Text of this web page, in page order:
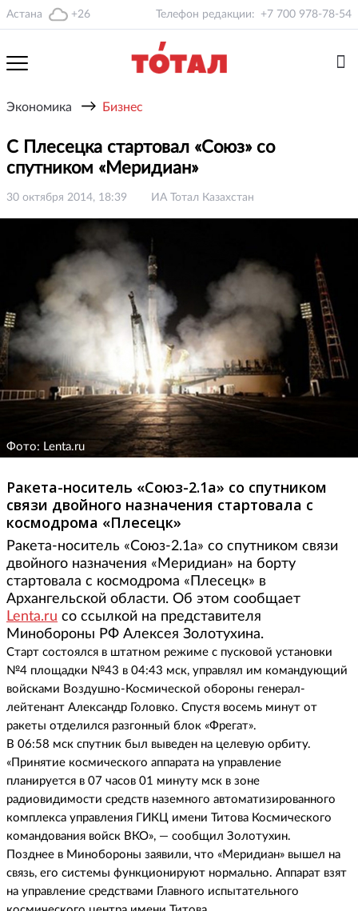
Астана +26 Телефон редакции: +7 700 978-78-54
Экономика → Бизнес
С Плесецка стартовал «Союз» со
спутником «Меридиан»
30 октября 2014, 18:39 ИА Тотал Казахстан
Фото: Lenta.ru
Ракета-носитель «Союз-2.1а» со спутником
связи двойного назначения стартовала с
космодрома «Плесецк»
Ракета-носитель «Союз-2.1а» со спутником связи
двойного назначения «Меридиан» на борту
стартовала с космодрома «Плесецк» в
Архангельской области. Об этом сообщает
Lenta.ru со ссылкой на представителя
Минобороны РФ Алексея Золотухина.
Старт состоялся в штатном режиме с пусковой установки
№4 площадки №43 в 04:43 мск, управлял им командующий
войсками Воздушно-Космической обороны генерал-
лейтенант Александр Головко. Спустя восемь минут от
ракеты отделился разгонный блок «Фрегат».
В 06:58 мск спутник был выведен на целевую орбиту.
«Принятие космического аппарата на управление
планируется в 07 часов 01 минуту мск в зоне
радиовидимости средств наземного автоматизированного
комплекса управления ГИКЦ имени Титова Космического
командования войск ВКО», — сообщил Золотухин.
Позднее в Минобороны заявили, что «Меридиан» вышел на
связь, его системы функционируют нормально. Аппарат взят
на управление средствами Главного испытательного